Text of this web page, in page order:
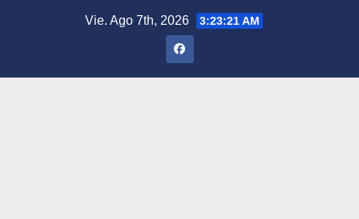
Vie. Ago 7th, 2026 3:23:22 AM